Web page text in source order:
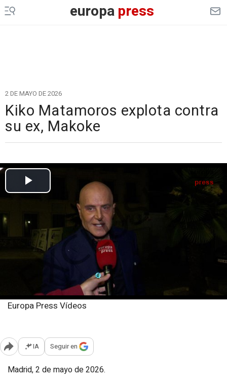
europapress
2 DE MAYO DE 2026
Kiko Matamoros explota contra
su ex, Makoke
Europa Press Vídeos
Abrir opciones para compartir
IA Seguir en
Madrid, 2 de mayo de 2026.